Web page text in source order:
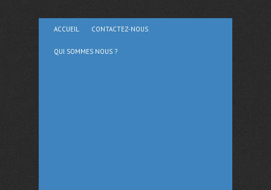
ACCUEIL CONTACTEZ-NOUS
QUI SOMMES NOUS ?